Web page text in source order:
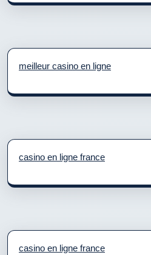
meilleur casino en ligne
casino en ligne france
casino en ligne france